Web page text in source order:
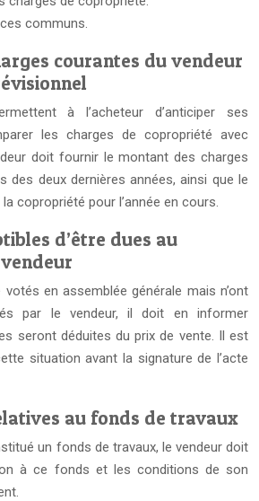
communs.
courantes du vendeur
à l’acheteur d’anticiper ses
les charges de copropriété avec
doit fournir le montant des charges
des deux dernières années, ainsi que le
copropriété pour l’année en cours.
d’être dues au
en assemblée générale mais n’ont
par le vendeur, il doit en informer
seront déduites du prix de vente. Il est
situation avant la signature de l’acte
au fonds de travaux
un fonds de travaux, le vendeur doit
à ce fonds et les conditions de son